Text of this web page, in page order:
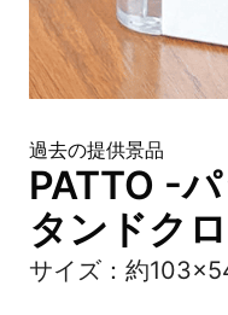
過去の提供景品
PATTO -
タンドク
サイズ：約